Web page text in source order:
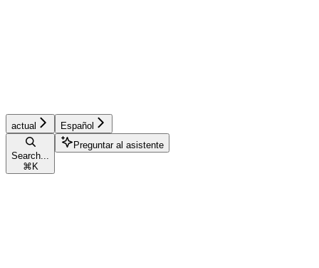
actual Español
Search...
⌘ K
Preguntar al asistente